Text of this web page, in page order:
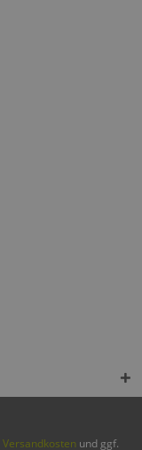
Versandkosten und ggf.